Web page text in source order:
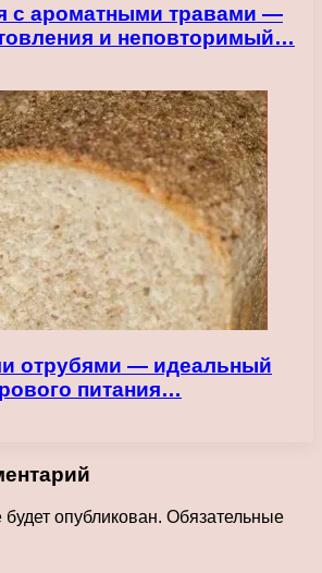
с ароматными травами —
и неповторимый…
отрубями — идеальный
питания…
опубликован. Обязательные